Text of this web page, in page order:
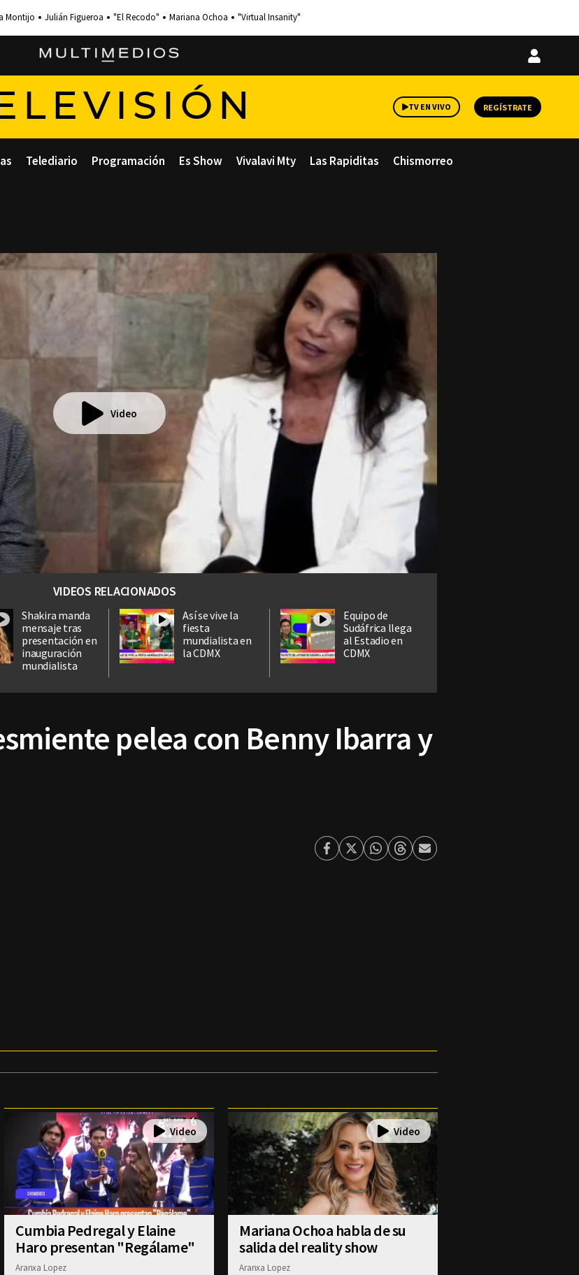
Montijo Julián Figueroa "El Recodo" Mariana Ochoa "Virtual Insanity"
Iniciar
TV EN VIVO REGÍSTRATE
Telediario Programación Es Show Vivalavi Mty Las Rapiditas Chismorreo
Video
VIDEOS RELACIONADOS
Shakira manda
mensaje tras
presentación en
inauguración
mundialista
Así se vive la
fiesta
mundialista en
la CDMX
Equipo de
Sudáfrica llega
al Estadio en
CDMX
pelea con Benny Ibarra y
Facebook
TwitterWhatsapp
ThreadsEnviar
Cumbia Pedregal y Elaine
Haro presentan "Regálame"
Aranxa Lopez
Mariana Ochoa habla de su
salida del reality show
Aranxa Lopez